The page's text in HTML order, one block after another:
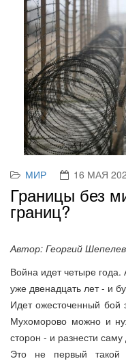
МИР 16 МАЯ
Границы без
границ?
Автор: Георгий
Война идет четыре года.
уже двенадцать лет - и
Идет ожесточенный бой
Мухоморово можно и
сторон - и разнести
Это не первый такой